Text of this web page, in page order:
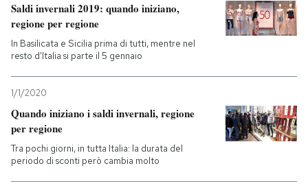
Saldi invernali 2019: quando iniziano,
regione per regione
In Basilicata e Sicilia prima di tutti, mentre nel
resto d'Italia si parte il 5 gennaio
1/1/2020
Quando iniziano i saldi invernali, regione
per regione
Tra pochi giorni, in tutta Italia: la durata del
periodo di sconti però cambia molto